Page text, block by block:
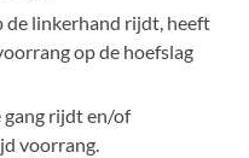
de linkerhand rijdt, heeft
op de hoefslag
gang rijdt en/of
voorrang.